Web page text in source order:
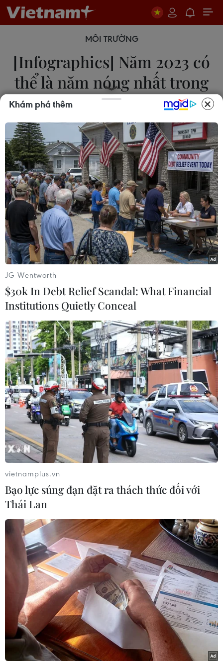
MÔI TRƯỜNG
[Infographics] Năm 2023 có
thể là năm nóng nhất trong
lịch sử
25/09/2023 03:09
Năm 2023 có thể là năm nóng nhất trong lịch sử
loài người và các mức nhiệt ghi nhận trên toàn cầu
trong thời gian mùa Hè vừa qua ở Bắc Bán cầu
đều là mức cao nhất trong lịch sử.
Khám phá thêm
JG Wentworth
$30k In Debt Relief Scandal: What Financial
Institutions Quietly Conceal
vietnamplus.vn
Bạo lực súng đạn đặt ra thách thức đối với
Thái Lan